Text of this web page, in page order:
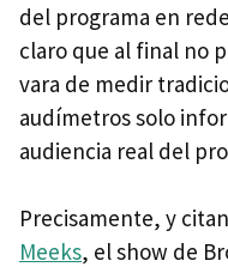
del programa en
claro que al final no
vara de medir
audímetros solo
audiencia real del
Precisamente, y
Meeks, el show de